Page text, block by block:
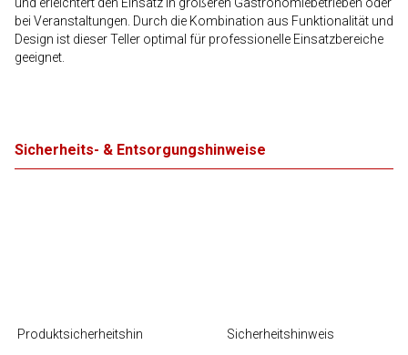
bei Veranstaltungen. Durch die Kombination aus Funktionalität und
Design ist dieser Teller optimal für professionelle Einsatzbereiche
geeignet.
Sicherheits- & Entsorgungshinweise
Produktsicherheitshin
Sicherheitshinweis